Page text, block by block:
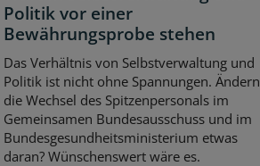
Politik vor einer
Bewährungsprobe stehen
Das Verhältnis von Selbstverwaltung und
Politik ist nicht ohne Spannungen. Ändern
die Wechsel des Spitzenpersonals im
Gemeinsamen Bundesausschuss und im
Bundesgesundheitsministerium etwas
daran? Wünschenswert wäre es.